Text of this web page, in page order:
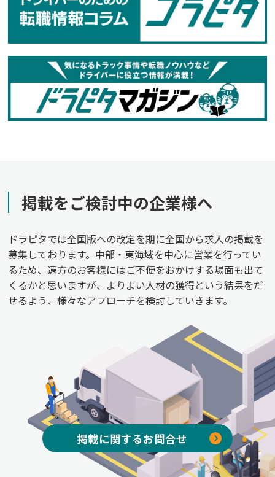
掲載をご検討中の企業様へ
ドラピタでは全国版への改定を期に全国から求人の掲載を
募集しております。中部・東海域を中心に営業を行ってい
るため、遠方のお客様にはご不便をおかけする場面も出て
くるかと思いますが、よりよい人材の獲得という結果をだ
せるよう、様々なアプローチを検討していきます。
掲載に関するお問合せ